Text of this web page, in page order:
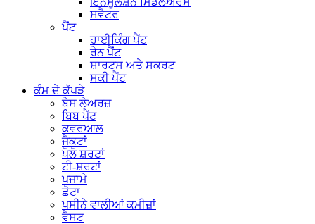
ਸਵੈਟਰ
ਪੈਂਟ
ਹਾਈਕਿੰਗ ਪੈਂਟ
ਰੇਨ ਪੈਂਟ
ਸ਼ਾਰਟਸ ਅਤੇ ਸਕਰਟ
ਸਕੀ ਪੈਂਟ
ਕੰਮ ਦੇ ਕੱਪੜੇ
ਬੇਸ ਲੇਅਰਜ਼
ਬਿਬ ਪੈਂਟ
ਕਵਰਆਲ
ਜੈਕਟਾਂ
ਪੋਲੋ ਸ਼ਰਟਾਂ
ਟੀ-ਸ਼ਰਟਾਂ
ਪਜਾਮੇ
ਛੋਟਾ
ਪਸੀਨੇ ਵਾਲੀਆਂ ਕਮੀਜ਼ਾਂ
ਵੈਸਟ